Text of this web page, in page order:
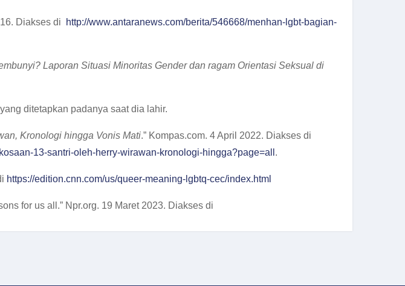
Diakses di
http://www.antaranews.com/berita/546668/menhan-lgbt-bagian-
Laporan Situasi Minoritas Gender dan ragam Orientasi Seksual di
ditetapkan padanya saat dia lahir.
Kronologi hingga Vonis Mati.” Kompas.com. 4 April 2022. Diakses di
13-santri-oleh-herry-wirawan-kronologi-hingga?page=all .
https://edition.cnn.com/us/queer-meaning-lgbtq-cec/index.html
for us all.” Npr.org. 19 Maret 2023. Diakses di